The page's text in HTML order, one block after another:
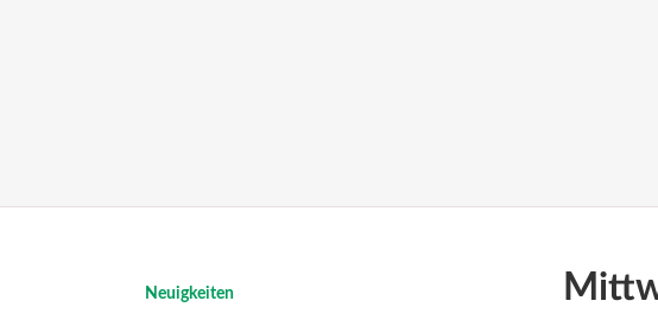
Navigation
Neuigkeiten